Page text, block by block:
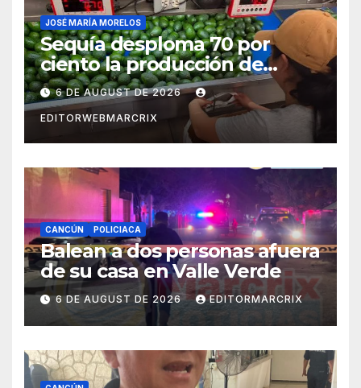
JOSÉ MARÍA MORELOS
Sequía desploma 70 por
ciento la producción de
aguacate en Candelaria
6 DE AUGUST DE 2026
EDITORWEBMARCRIX
CANCÚN POLICIACA
Balean a dos personas afuera
de su casa en Valle Verde
6 DE AUGUST DE 2026 EDITORMARCRIX